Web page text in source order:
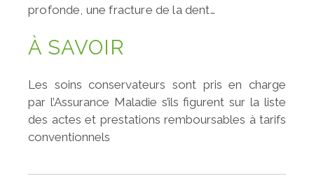
profonde, une fracture de la dent…
À SAVOIR
Les soins conservateurs sont pris en charge
par l’Assurance Maladie s’ils figurent sur la liste
des actes et prestations remboursables à tarifs
conventionnels